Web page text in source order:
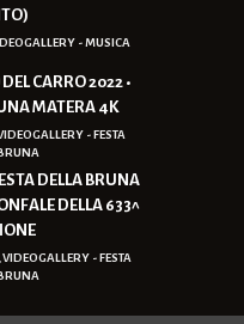
- MUSICA
CARRO 2022 •
MATERA 4K
- FESTA
DELLA BRUNA
DELLA 633^
,VIDEOGALLERY - FESTA